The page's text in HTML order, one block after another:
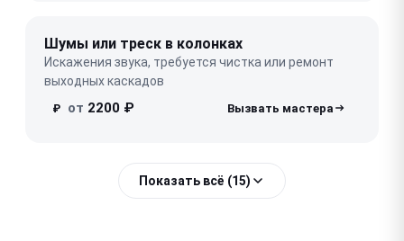
Шумы или треск в колонках
Искажения звука, требуется чистка или ремонт
выходных каскадов
₽ от 2200 ₽
Показать всё (15)